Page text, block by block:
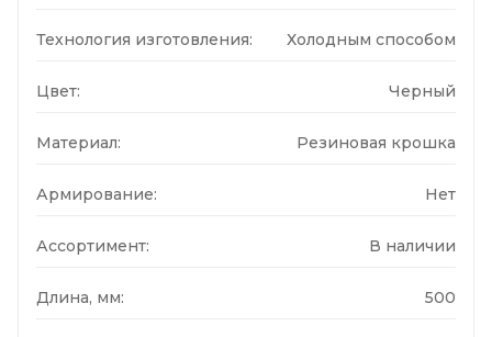
Технология изготовления: Холодным способом
Цвет: Черный
Материал: Резиновая крошка
Армирование: Нет
Ассортимент: В наличии
Длина, мм: 500